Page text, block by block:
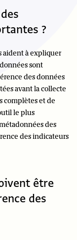
?
aident à expliquer
sont
des données
avant la collecte
complètes et de
le plus
des
des indicateurs
être
des